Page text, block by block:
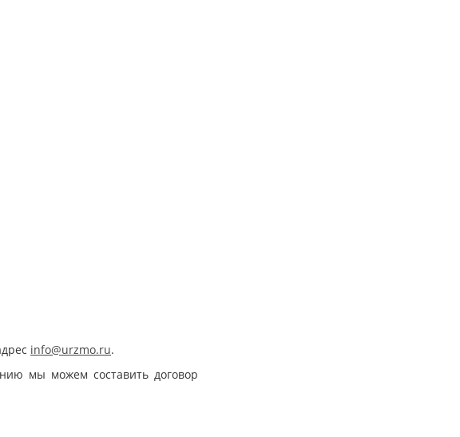
info@urzmo.ru.
мы можем составить договор